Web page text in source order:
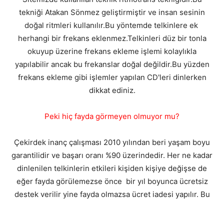
tekniği Atakan Sönmez geliştirmiştir ve insan sesinin
doğal ritmleri kullanılır.Bu yöntemde telkinlere ek
herhangi bir frekans eklenmez.Telkinleri düz bir tonla
okuyup üzerine frekans ekleme işlemi kolaylıkla
yapılabilir ancak bu frekanslar doğal değildir.Bu yüzden
frekans ekleme gibi işlemler yapılan CD'leri dinlerken
dikkat ediniz.
Peki hiç fayda görmeyen olmuyor mu?
Çekirdek inanç çalışması 2010 yılından beri yaşam boyu
garantilidir ve başarı oranı %90 üzerindedir. Her ne kadar
dinlenilen telkinlerin etkileri kişiden kişiye değişse de
eğer fayda görülemezse önce bir yıl boyunca ücretsiz
destek verilir yine fayda olmazsa ücret iadesi yapılır. Bu